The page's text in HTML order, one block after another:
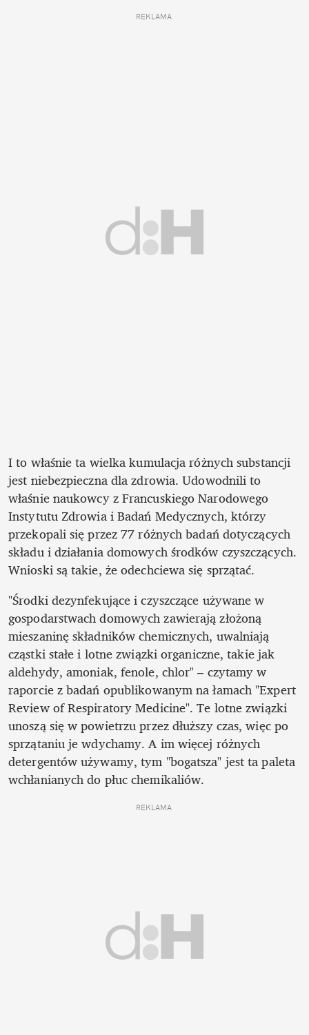
REKLAMA
I to właśnie ta wielka kumulacja różnych substancji
jest niebezpieczna dla zdrowia. Udowodnili to
właśnie naukowcy z Francuskiego Narodowego
Instytutu Zdrowia i Badań Medycznych, którzy
przekopali się przez 77 różnych badań dotyczących
składu i działania domowych środków czyszczących.
Wnioski są takie, że odechciewa się sprzątać.
"Środki dezynfekujące i czyszczące używane w
gospodarstwach domowych zawierają złożoną
mieszaninę składników chemicznych, uwalniają
cząstki stałe i lotne związki organiczne, takie jak
aldehydy, amoniak, fenole, chlor" – czytamy w
raporcie z badań opublikowanym na łamach "Expert
Review of Respiratory Medicine". Te lotne związki
unoszą się w powietrzu przez dłuższy czas, więc po
sprzątaniu je wdychamy. A im więcej różnych
detergentów używamy, tym "bogatsza" jest ta paleta
wchłanianych do płuc chemikaliów.
REKLAMA